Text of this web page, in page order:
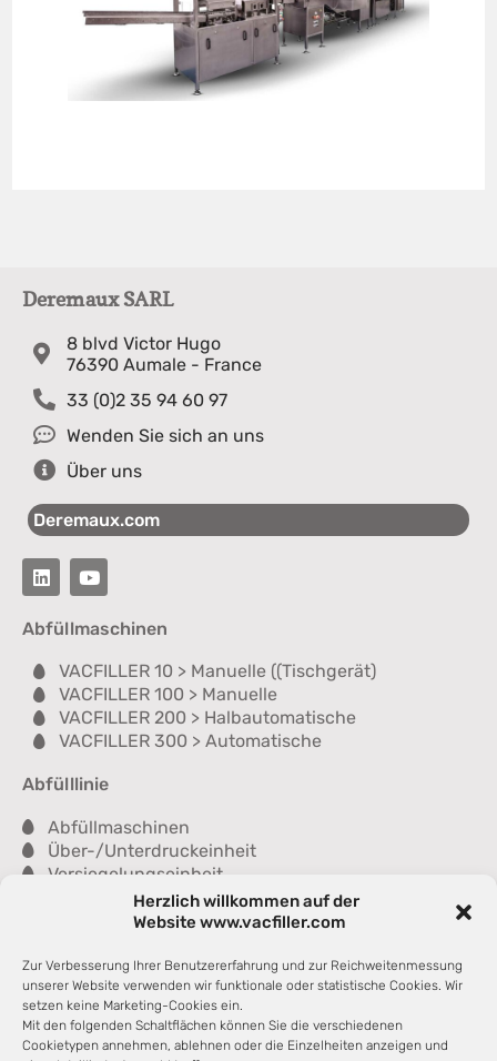
Herzlich willkommen auf der
Website www.vacfiller.com
Zur Verbesserung Ihrer Benutzererfahrung und zur Reichweitenmessung
unserer Website verwenden wir funktionale oder statistische Cookies. Wir
setzen keine Marketing-Cookies ein.
Mit den folgenden Schaltflächen können Sie die verschiedenen
Cookietypen annehmen, ablehnen oder die Einzelheiten anzeigen und
Deremaux SARL
8 blvd Victor Hugo
76390 Aumale - France
33 (0)2 35 94 60 97
Wenden Sie sich an uns
Über uns
Deremaux.com
Abfüllmaschinen
VACFILLER 10 > Manuelle ((Tischgerät)
VACFILLER 100 > Manuelle
VACFILLER 200 > Halbautomatische
VACFILLER 300 > Automatische
Abfülllinie
Abfüllmaschinen
Über-/Unterdruckeinheit
Versiegelungseinheit
Kontrolleinheit
Wascheinheit
Innenverpackung
Unsere Partner
La Glass Vallée